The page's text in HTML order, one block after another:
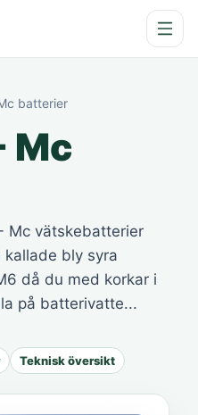
batterier
Mc
Mc vätskebatterier
kallade bly syra
då du med korkar i
på batterivatte...
Teknisk översikt